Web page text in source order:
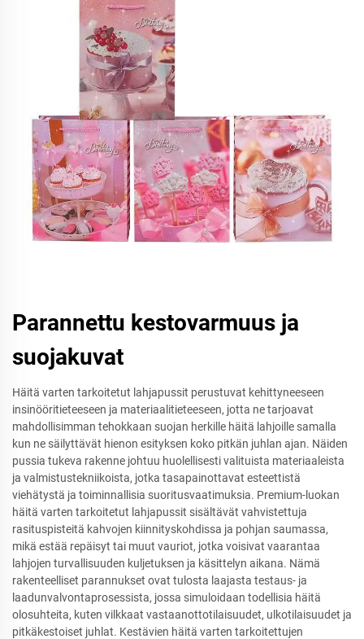
Parannettu kestovarmuus ja
suojakuvat
Häitä varten tarkoitetut lahjapussit perustuvat kehittyneeseen
insinööritieteeseen ja materiaalitieteeseen, jotta ne tarjoavat
mahdollisimman tehokkaan suojan herkille häitä lahjoille samalla
kun ne säilyttävät hienon esityksen koko pitkän juhlan ajan. Näiden
pussia tukeva rakenne johtuu huolellisesti valituista materiaaleista
ja valmistustekniikoista, jotka tasapainottavat esteettistä
viehätystä ja toiminnallisia suoritusvaatimuksia. Premium-luokan
häitä varten tarkoitetut lahjapussit sisältävät vahvistettuja
rasituspisteitä kahvojen kiinnityskohdissa ja pohjan saumassa,
mikä estää repäisyt tai muut vauriot, jotka voisivat vaarantaa
lahjojen turvallisuuden kuljetuksen ja käsittelyn aikana. Nämä
rakenteelliset parannukset ovat tulosta laajasta testaus- ja
laadunvalvontaprosessista, jossa simuloidaan todellisia häitä
olosuhteita, kuten vilkkaat vastaanottotilaisuudet, ulkotilaisuudet ja
pitkäkestoiset juhlat. Kestävien häitä varten tarkoitettujen